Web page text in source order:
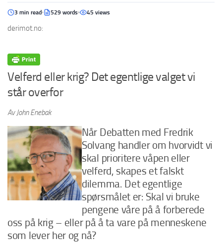
3 min read 529 words 45 views
derimot.no:
Velferd eller krig? Det egentlige valget vi
står overfor
Av John Enebak
Når Debatten med Fredrik
Solvang handler om hvorvidt vi
skal prioritere våpen eller
velferd, skapes et falskt
dilemma. Det egentlige
spørsmålet er: Skal vi bruke
pengene våre på å forberede
oss på krig – eller på å ta vare på menneskene
som lever her og nå?